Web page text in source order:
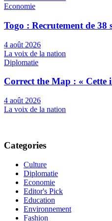
Economie
Togo : Recrutement de 38
4 août 2026
La voix de la nation
Diplomatie
Correct the Map : « Cette
4 août 2026
La voix de la nation
Categories
Culture
Diplomatie
Economie
Editor's Pick
Education
Environnement
Fashion